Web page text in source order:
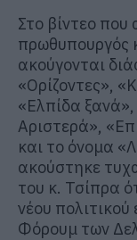
Στο βίντεο
πρωθυπουργός
ακούγονται
«Ορίζοντες»,
«Ελπίδα
Αριστερά»,
και το όνομα
ακούστηκε
του κ. Τσίπρα
νέου
Φόρουμ των